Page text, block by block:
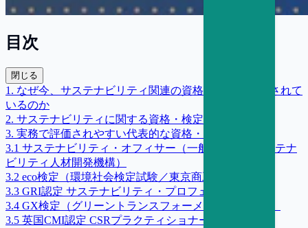
目次
閉じる
1 . なぜ今、サステナビリティ関連の資格・検定が注目されて
いるのか
2. サステナビリティに関する資格・検定制度とは？
3. 実務で評価されやすい代表的な資格・検定制度
3.1 サステナビリティ・オフィサー（一般社団法人サステナ
ビリティ人材開発機構）
3.2 eco検定（環境社会検定試験／東京商工会議所）
3.3 GRI認定 サステナビリティ・プロフェッショナル
3.4 GX検定（グリーントランスフォーメーション検定）
3.5 英国CMI認定 CSRプラクティショナー資格